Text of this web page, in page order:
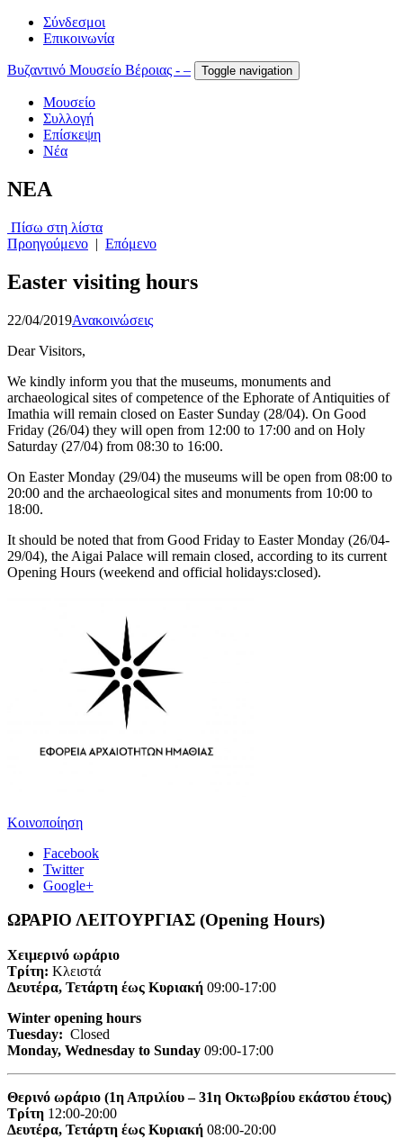
Σύνδεσμοι
Επικοινωνία
Βυζαντινό Μουσείο Βέροιας - – Toggle navigation
Μουσείο
Συλλογή
Επίσκεψη
Νέα
NEA
Πίσω στη λίστα
Προηγούμενο | Επόμενο
Easter visiting hours
22/04/2019Ανακοινώσεις
Dear Visitors,
We kindly inform you that the museums, monuments and
archaeological sites of competence of the Ephorate of Antiquities of
Imathia will remain closed on Easter Sunday (28/04). On Good
Friday (26/04) they will open from 12:00 to 17:00 and on Holy
Saturday (27/04) from 08:30 to 16:00.
On Easter Monday (29/04) the museums will be open from 08:00 to
20:00 and the archaeological sites and monuments from 10:00 to
18:00.
It should be noted that from Good Friday to Easter Monday (26/04-
29/04), the Aigai Palace will remain closed, according to its current
Opening Hours (weekend and official holidays:closed).
Κοινοποίηση
Facebook
Twitter
Google+
ΩΡΑΡΙΟ ΛΕΙΤΟΥΡΓΙΑΣ (Opening Hours)
Χειμερινό ωράριο
Τρίτη: Κλειστά
Δευτέρα, Τετάρτη έως Κυριακή 09:00-17:00
Winter opening hours
Tuesday: Closed
Monday, Wednesday to Sunday 09:00-17:00
Θερινό ωράριο (1η Απριλίου – 31η Οκτωβρίου εκάστου έτους)
Τρίτη 12:00-20:00
Δευτέρα, Τετάρτη έως Κυριακή 08:00-20:00